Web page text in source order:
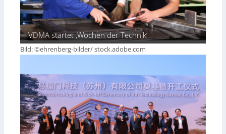
VDMA startet ‚Wochen der Technik‘
Bild: ©ehrenberg-bilder/ stock.adobe.com